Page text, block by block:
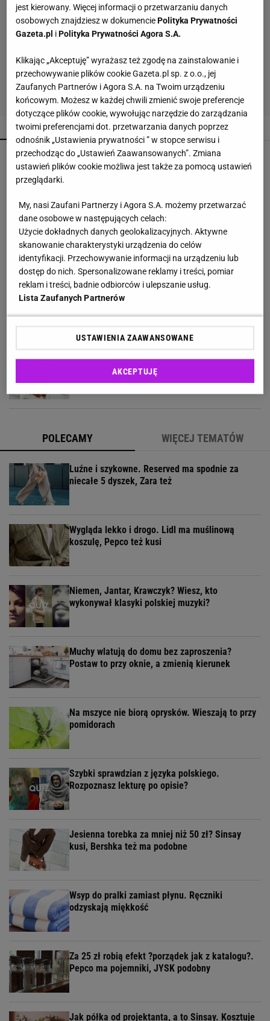
POPULARNE NAJNOWSZE
Mszyce znikają bez oprysków. Wystarczy
powiesić to przy roślinach
Zwykły staw skrywał prawdziwego giganta. Ta
ryba przeszła do historii
Wsyp do pralki zamiast płynu. Ręczniki
odzyskają miękkość
Jesienna torebka za mniej niż 50 zł? Sinsay
kusi, Bershka też ma podobne
POLECAMY WIĘCEJ TEMATÓW
Luźne i szykowne. Reserved ma spodnie za
niecałe 5 dyszek, Zara też
Wygląda lekko i drogo. Lidl ma muślinową
koszulę, Pepco też kusi
Niemen, Jantar, Krawczyk? Wiesz, kto
wykonywał klasyki polskiej muzyki?
Muchy wlatują do domu bez zaproszenia?
Postaw to przy oknie, a zmienią kierunek
Na mszyce nie biorą oprysków. Wieszają to przy
pomidorach
Szybki sprawdzian z języka polskiego.
Rozpoznasz lekturę po opisie?
Jesienna torebka za mniej niż 50 zł? Sinsay
kusi, Bershka też ma podobne
Wsyp do pralki zamiast płynu. Ręczniki
odzyskają miękkość
Za 25 zł robią efekt ?porządek jak z katalogu?.
Pepco ma pojemniki, JYSK podobny
Jak półka od projektanta, a to Sinsay. Kosztuje
jest kierowany. Więcej informacji o przetwarzaniu danych
osobowych znajdziesz w dokumenciePolityka Prywatności
Gazeta.pl iPolityka Prywatności Agora S.A.
Klikając „Akceptuję” wyrażasz też zgodę na zainstalowanie i
przechowywanie plików cookie Gazeta.pl sp. z o.o., jej
Zaufanych Partnerów i Agora S.A. na Twoim urządzeniu
końcowym. Możesz w każdej chwili zmienić swoje preferencje
dotyczące plików cookie, wywołując narzędzie do zarządzania
twoimi preferencjami dot. przetwarzania danych poprzez
odnośnik „Ustawienia prywatności ” w stopce serwisu i
przechodząc do „Ustawień Zaawansowanych”. Zmiana
ustawień plików cookie możliwa jest także za pomocą ustawień
przeglądarki.
My, nasi Zaufani Partnerzy i Agora S.A. możemy przetwarzać
dane osobowe w następujących celach:
Użycie dokładnych danych geolokalizacyjnych. Aktywne
skanowanie charakterystyki urządzenia do celów
identyfikacji. Przechowywanie informacji na urządzeniu lub
dostęp do nich. Spersonalizowane reklamy i treści, pomiar
reklam i treści, badnie odbiorców i ulepszanie usług.
Lista Zaufanych Partnerów
USTAWIENIA ZAAWANSOWANE
AKCEPTUJĘ